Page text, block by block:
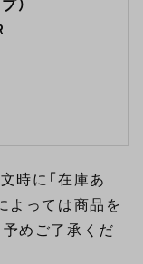
）
時に「在庫あ
よっては商品を
めご了承くだ